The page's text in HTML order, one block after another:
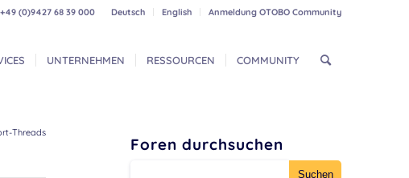
Deutsch English Anmeldung OTOBO Community
+49 (0)9427 68 39 000
UNTERNEHMEN RESSOURCEN COMMUNITY
Threads
Foren durchsuchen